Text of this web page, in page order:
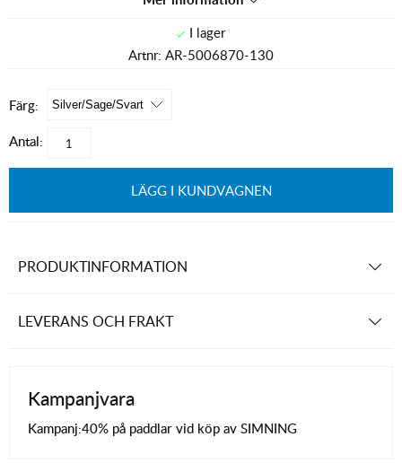
Artnr: AR-5006870-130
Färg:
Antal:
LÄGG I KUNDVAGNEN
PRODUKTINFORMATION
LEVERANS OCH FRAKT
Kampanjvara
Kampanj:40% på paddlar vid köp av SIMNING